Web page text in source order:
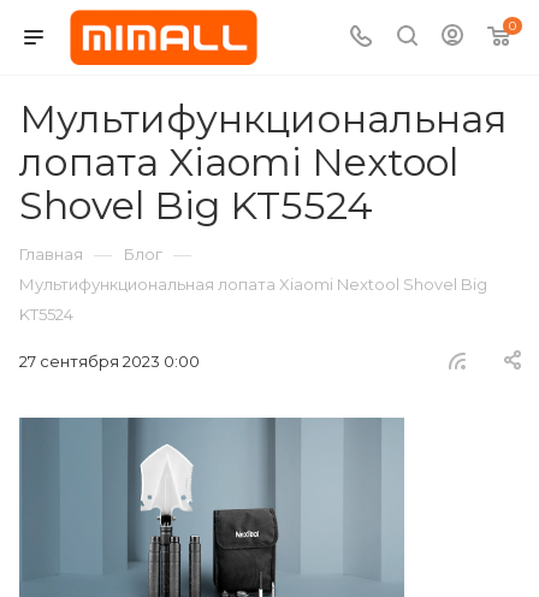
0
Мультифункциональная
лопата Xiaomi Nextool
Shovel Big KT5524
Главная — Блог —
Мультифункциональная лопата Xiaomi Nextool Shovel Big
KT5524
27 сентября 2023 0:00